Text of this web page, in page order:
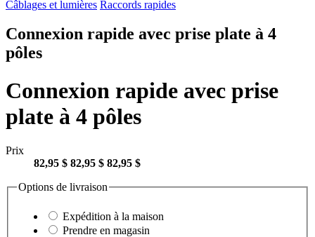
Câblages et lumières Raccords rapides
Connexion rapide avec prise plate à 4
pôles
Connexion rapide avec prise
plate à 4 pôles
Prix
82,95 $ 82,95 $ 82,95 $
Options de livraison
Expédition à la maison
Prendre en magasin